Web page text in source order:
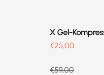
X Gel-
Prix de vente
€25,00
Prix normal
€59,00